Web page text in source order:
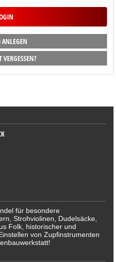
ANLEGEN
VERGESSEN?
für besondere
Strohviolinen, Dudelsäcke,
Folk, historischer und
von Zupfinstrumenten